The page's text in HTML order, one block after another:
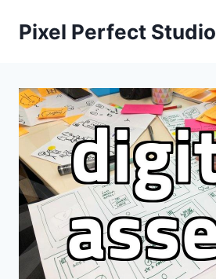
Pixel Perfect Studio